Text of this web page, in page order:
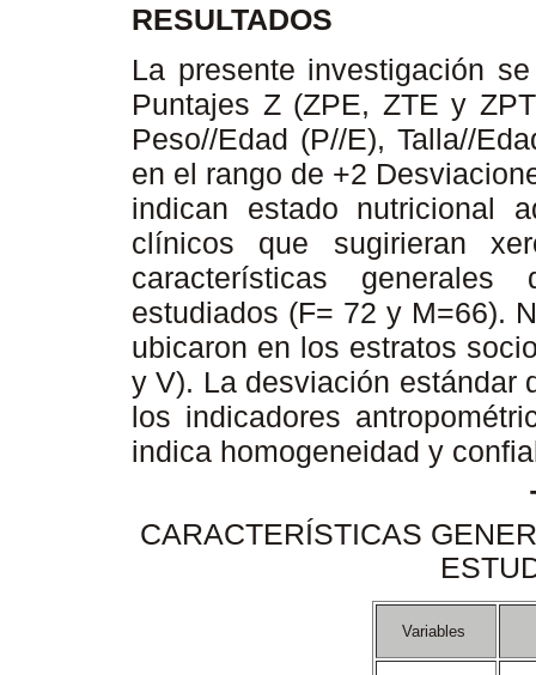
RESULTADOS
La presente investigación
Puntajes Z (ZPE, ZTE y
Peso//Edad (P//E), Talla//
en el rango de +2
indican estado nutricional
clínicos que sugirieran
características
estudiados (F= 72 y M=66).
ubicaron en los estratos
y V). La desviación estándar
los indicadores
indica homogeneidad y
CARACTERÍSTICAS
Variables